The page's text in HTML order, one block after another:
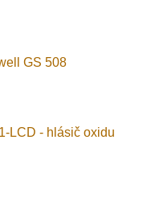
GS 508
LCD - hlásič oxidu